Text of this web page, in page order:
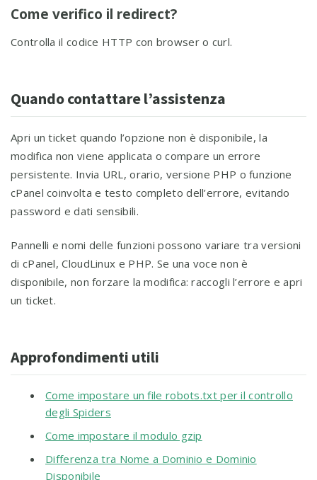
Come verifico il redirect?
Controlla il codice HTTP con browser o curl.
Quando contattare l’assistenza
Apri un ticket quando l’opzione non è disponibile, la
modifica non viene applicata o compare un errore
persistente. Invia URL, orario, versione PHP o funzione
cPanel coinvolta e testo completo dell’errore, evitando
password e dati sensibili.
Pannelli e nomi delle funzioni possono variare tra versioni
di cPanel, CloudLinux e PHP. Se una voce non è
disponibile, non forzare la modifica: raccogli l’errore e apri
un ticket.
Approfondimenti utili
Come impostare un file robots.txt per il controllo
degli Spiders
Come impostare il modulo gzip
Differenza tra Nome a Dominio e Dominio
Disponibile